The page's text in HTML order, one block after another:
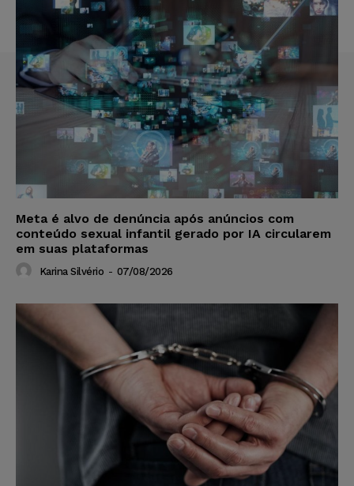
Meta é alvo de denúncia após anúncios com
conteúdo sexual infantil gerado por IA circularem
em suas plataformas
Karina Silvério - 07/08/2026